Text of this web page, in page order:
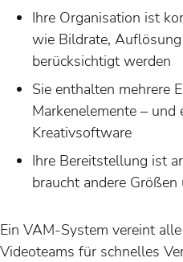
Ihre Organisation ist
wie Bildrate,
berücksichtigt werden
Sie enthalten mehrere
Markenelemente –
Kreativsoftware
Ihre Bereitstellung ist
braucht andere
Ein VAM-System vereint
Videoteams für schnelles